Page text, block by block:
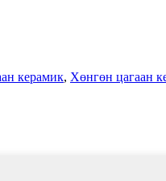
керамик, Хөнгөн цагаан